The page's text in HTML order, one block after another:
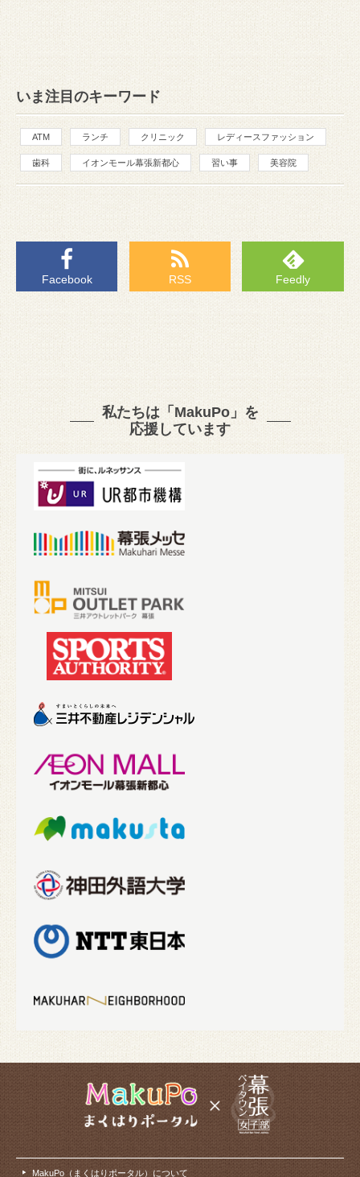
いま注目のキーワード
ATM ランチ クリニック レディースファッション
歯科 イオンモール幕張新都心 習い事 美容院
Facebook RSS Feedly
私たちは「MakuPo」を
応援しています
MakuPo（まくはりポータル）について